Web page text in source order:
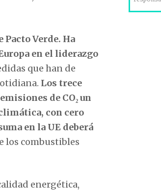
Verde. Ha
en el liderazgo
que han de
Los trece
de CO₂un
con cero
en la UE deberá
los combustibles
energética,